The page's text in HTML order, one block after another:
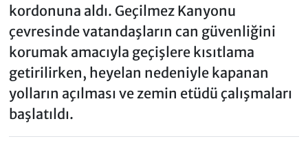
kordonuna aldı. Geçilmez Kanyonu
çevresinde vatandaşların can güvenliğini
korumak amacıyla geçişlere kısıtlama
getirilirken, heyelan nedeniyle kapanan
yolların açılması ve zemin etüdü çalışmaları
başlatıldı.